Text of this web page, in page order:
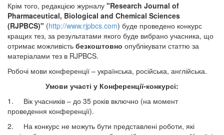
Крім того, редакцією журналу "Research Journal of
Pharmaceutical, Biological and Chemical Sciences
(RJPBCS)" (http://www.rjpbcs.com) буде проведено конкурс
кращих тез, за результатами якого буде вибрано учасника, що
отримає можливість безкоштовно опублікувати статтю за
матеріалами тез в RJPBCS.
Робочі мови конференції – українська, російська, англійська.
Умови участі у Конференції-конкурсі:
1. Вік учасників – до 35 років включно (на момент
проведення конференції).
2. На конкурс не можуть бути представлені роботи, які